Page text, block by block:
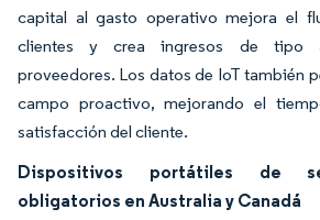
capital al gasto operativo mejora el
clientes y crea ingresos de tipo
proveedores. Los datos de IoT también
campo proactivo, mejorando el
satisfacción del cliente.
Dispositivos portátiles de
obligatorios en Australia y Canadá